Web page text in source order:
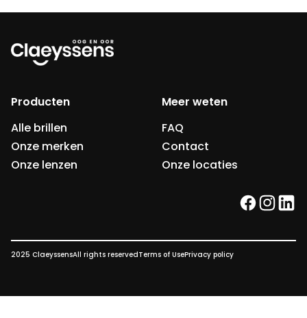
Producten
Alle brillen
Onze merken
Onze lenzen
Meer weten
FAQ
Contact
Onze locaties
facebook
2025 ClaeyssensAll rights reservedTerms of UsePrivacy policy